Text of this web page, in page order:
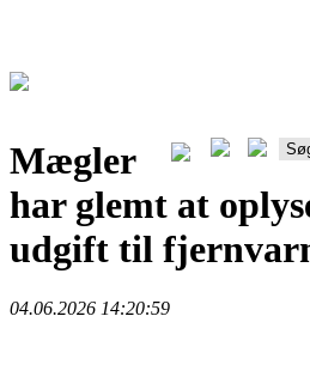
Mægler
har glemt at
udgift til
04.06.2026 14:20:59